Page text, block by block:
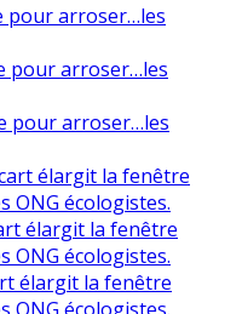
pour arroser…les
pour arroser…les
pour arroser…les
élargit la fenêtre
ONG écologistes.
élargit la fenêtre
ONG écologistes.
élargit la fenêtre